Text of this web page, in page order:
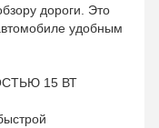
дороги. Это
удобным
15 ВТ